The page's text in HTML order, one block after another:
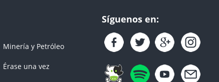
Minería y Petróleo
Érase una vez
Síguenos en: